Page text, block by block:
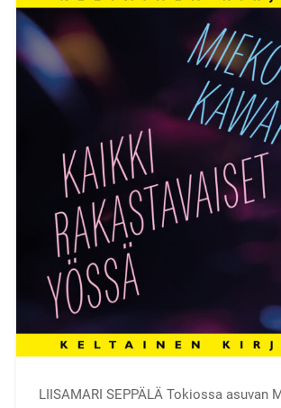
LIISAMARI SEPPÄLÄ Tokiossa asuvan